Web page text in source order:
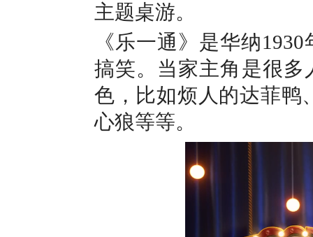
主题桌游。
《乐一通》是华纳
搞笑。当家主角是很
色，比如烦人的达菲鸭
心狼等等。